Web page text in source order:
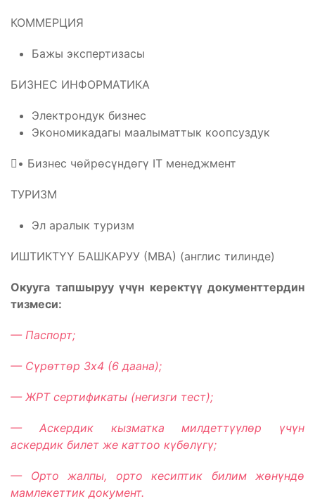
КОММЕРЦИЯ
Бажы экспертизасы
БИЗНЕС ИНФОРМАТИКА
Электрондук бизнес
Экономикадагы маалыматтык коопсуздук
• Бизнес чөйрөсүндөгү IT менеджмент
ТУРИЗМ
Эл аралык туризм
ИШТИКТҮҮ БАШКАРУУ (МВА) (англис тилинде)
Окууга тапшыруу үчүн керектүү документтердин
тизмеси:
— Паспорт;
— Сүрөттөр 3х4 (6 даана);
— ЖРТ сертификаты (негизги тест);
— Аскердик кызматка милдеттүүлөр үчүн
аскердик билет же каттоо күбөлүгү;
— Орто жалпы, орто кесиптик билим жөнүндө
мамлекеттик документ.